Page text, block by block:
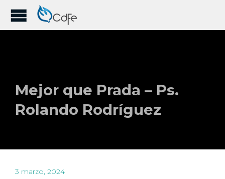
Mejor que Prada – Ps.
Rolando Rodríguez
3 marzo, 2024